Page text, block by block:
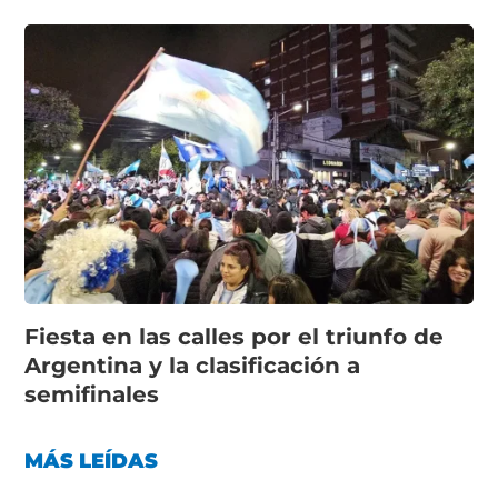
Fiesta en las calles por el triunfo de
Argentina y la clasificación a
semifinales
MÁS LEÍDAS